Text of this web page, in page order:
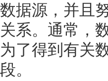
数据源，并且
关系。通常，
为了得到有关
段。